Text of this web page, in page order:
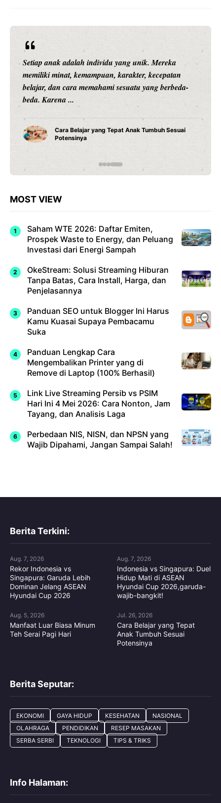
Setiap anak adalah individu yang unik. Mereka
memiliki minat, kemampuan, karakter, kecepatan
belajar, dan cara memahami sesuatu yang berbeda-
beda. Karena ...
Cara Belajar yang Tepat Anak Tumbuh Sesuai
Potensinya
MOST VIEW
Saham WTE 2026: Daftar Emiten,
Prospek Waste to Energy, dan Peluang
Investasi dari Energi Sampah
OkeStream: Solusi Streaming Hiburan
Tanpa Batas, Cara Install, Harga, dan
Penjelasannya
Panduan SEO untuk Blogger Ini Harus
Kamu Kuasai Supaya Pembacamu
Suka
Panduan Lengkap Cara
Mengembalikan Printer yang di
Remove di Laptop (100% Berhasil)
Link Live Streaming Persib vs PSIM
Hari Ini 4 Mei 2026: Cara Nonton, Jam
Tayang, dan Analisis Laga
Perbedaan NIS, NISN, dan NPSN yang
Wajib Dipahami, Jangan Sampai Salah!
Berita Terkini:
Aug. 7, 2026
Rekor Indonesia vs
Singapura: Garuda Lebih
Dominan Jelang ASEAN
Hyundai Cup 2026
Aug. 7, 2026
Indonesia vs Singapura: Duel
Hidup Mati di ASEAN
Hyundai Cup 2026,garuda-
wajib-bangkit!
Aug. 5, 2026
Manfaat Luar Biasa Minum
Teh Serai Pagi Hari
Jul. 26, 2026
Cara Belajar yang Tepat
Anak Tumbuh Sesuai
Potensinya
Berita Seputar:
EKONOMI GAYA HIDUP KESEHATAN
NASIONAL
OLAHRAGA
PENDIDIKAN
RESEP MASAKAN
SERBA SERBI
TEKNOLOGI TIPS & TRIKS
Info Halaman: